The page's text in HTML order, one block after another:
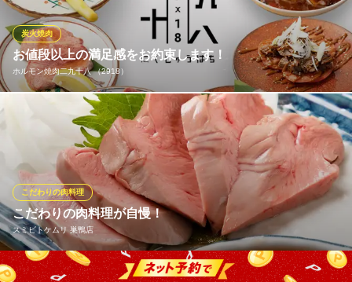
0円（税込）、「いちぼ」1,880円（税込）などの希少部位をお楽
しみいただけます。
炭火和牛一頭焼肉 錦
巣鴨焼肉居酒屋宴会貸切
都営三田線巣鴨駅A3番出口 徒歩1分
東京都豊島区巣鴨3-28-7 長島ビルB1
お値段以上の満足感をお約束します！
ホルモン焼肉二九十八 （2918）
炭火焼肉
当店は・・リーズナブルなだけではなくお値段以上の満足感をお
約束いたします。 目方半分 X お値段半分 ＝ うまけりゃい
いじゃん！！いいとこを、ちょっとづつ沢山召し上がれます。お
肉・ホルモンの仕入れに拘るだけではなく、毎日仕込みの手間暇
をしっかりと行っています。
ホルモン焼肉二九十八 （2918）
隠れ家的ホルモン焼肉
ＪＲ巣鴨駅 徒歩2分
東京都豊島区巣鴨1-13-2 松原ビル1F
こだわりの肉料理が自慢！
スミビトケムリ 巣鴨店
こだわりの肉料理
【スミビトケムリ】といえばもつ焼き！ 国産の旨い朝挽き鶏を厳